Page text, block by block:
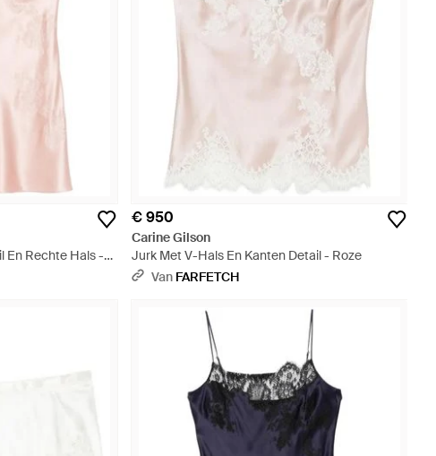
En Rechte Hals -
€ 950
Carine Gilson
Jurk Met V-Hals En Kanten Detail - Roze
Van FARFETCH